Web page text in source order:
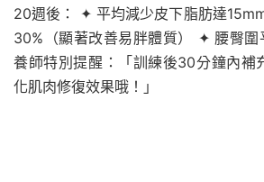
20週後： ✦ 平均減少皮下脂肪達
30%（顯著改善易胖體質） ✦ 腰臀
養師特別提醒：「訓練後30分鐘內補
化肌肉修復效果哦！」